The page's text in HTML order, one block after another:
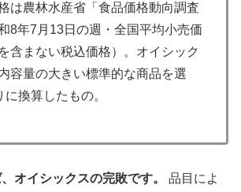
は農林水産省「食品価格動向調査
8年7月13日の週・全国平均小売価
含まない税込価格）。オイシック
容量の大きい標準的な商品を選
換算したもの。
オイシックスの完敗です。
品目によ